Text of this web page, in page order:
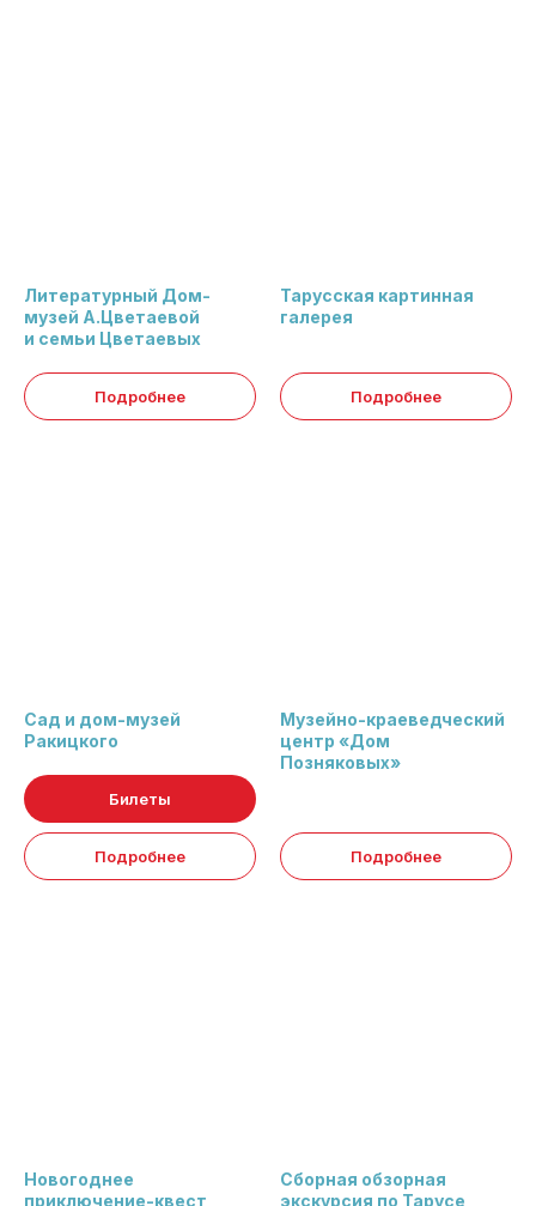
Литературный Дом-
музей А.Цветаевой
и семьи Цветаевых
Подробнее
Тарусская картинная
галерея
Подробнее
Сад и дом-музей
Ракицкого
Билеты
Подробнее
Музейно-краеведческий
центр «Дом
Позняковых»
Подробнее
Новогоднее
приключение-квест
Сборная обзорная
экскурсия по Тарусе